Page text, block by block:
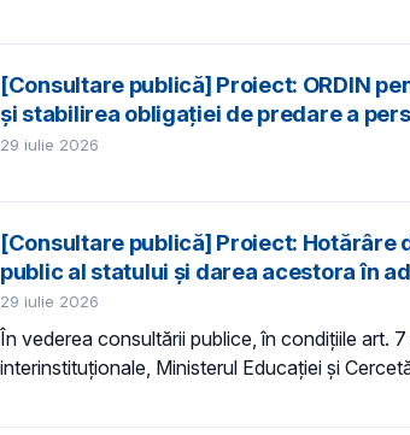
[Consultare publică] Proiect: ORDIN
şi stabilirea obligaţiei de predare a
29 iulie 2026
[Consultare publică] Proiect: Hotărâre
public al statului și darea acestora în
29 iulie 2026
În vederea consultării publice, în condiţiile art.
interinstituționale, Ministerul Educaţiei și